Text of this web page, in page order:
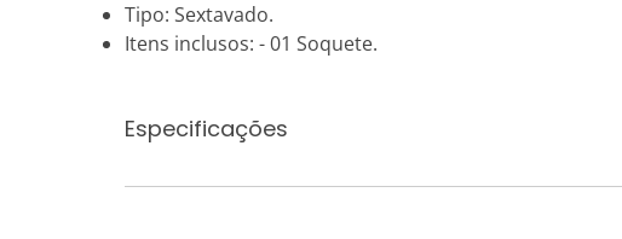
Tipo: Sextavado.
Itens inclusos: - 01 Soquete.
Especificações